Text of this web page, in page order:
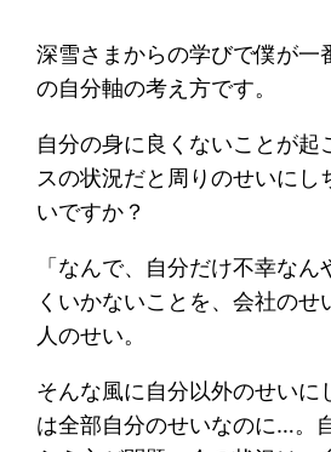
深雪さまからの学びで僕が一
の自分軸の考え方です。
自分の身に良くないことが起
スの状況だと周りのせいにし
いですか？
「なんで、自分だけ不幸な
くいかないことを、会社のせ
人のせい。
そんな風に自分以外のせいに
は全部自分のせいなのに…。